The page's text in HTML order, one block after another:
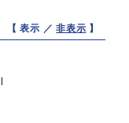
【 表示 ／非表示 】